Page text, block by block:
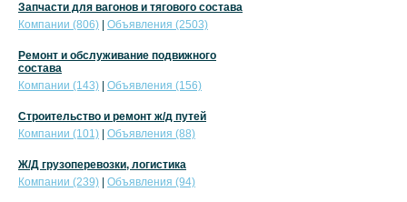
Запчасти для вагонов и тягового состава
Компании (806)
Объявления (2503)
Ремонт и обслуживание подвижного
состава
Компании (143)
Объявления (156)
Строительство и ремонт ж/д путей
Компании (101)
Объявления (88)
Ж/Д грузоперевозки, логистика
Компании (239)
Объявления (94)